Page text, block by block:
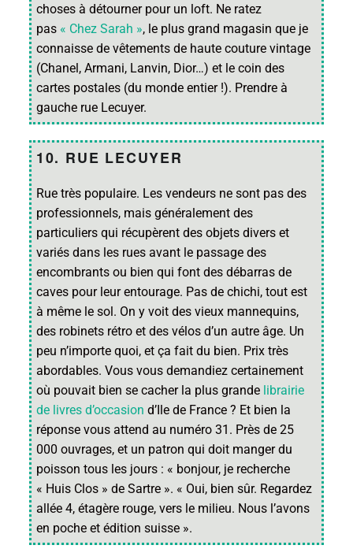
choses à détourner pour un loft. Ne ratez
pas « Chez Sarah », le plus grand magasin que je
connaisse de vêtements de haute couture vintage
(Chanel, Armani, Lanvin, Dior…) et le coin des
cartes postales (du monde entier !). Prendre à
gauche rue Lecuyer.
10. RUE LECUYER
Rue très populaire. Les vendeurs ne sont pas des
professionnels, mais généralement des
particuliers qui récupèrent des objets divers et
variés dans les rues avant le passage des
encombrants ou bien qui font des débarras de
caves pour leur entourage. Pas de chichi, tout est
à même le sol. On y voit des vieux mannequins,
des robinets rétro et des vélos d’un autre âge. Un
peu n’importe quoi, et ça fait du bien. Prix très
abordables. Vous vous demandiez certainement
où pouvait bien se cacher la plus grande librairie
de livres d’occasion d’Ile de France ? Et bien la
réponse vous attend au numéro 31. Près de 25
000 ouvrages, et un patron qui doit manger du
poisson tous les jours : « bonjour, je recherche
« Huis Clos » de Sartre ». « Oui, bien sûr. Regardez
allée 4, étagère rouge, vers le milieu. Nous l’avons
en poche et édition suisse ».